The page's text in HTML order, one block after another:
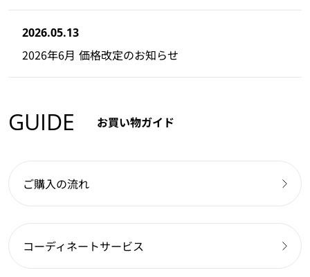
2026.05.13
2026年6月 価格改定のお知らせ
GUIDE お買い物ガイド
ご購入の流れ
コーディネートサービス